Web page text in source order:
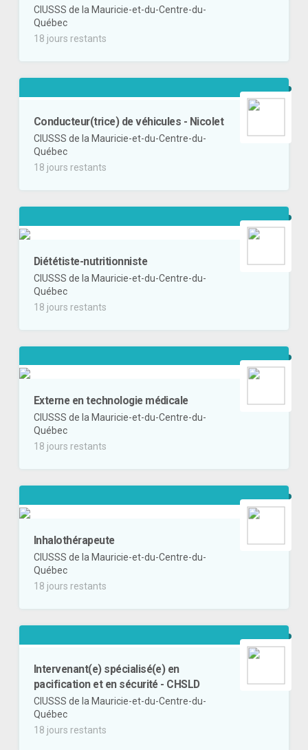
CIUSSS de la Mauricie-et-du-Centre-du-
Québec
18 jours restants
Conducteur(trice) de véhicules - Nicolet
CIUSSS de la Mauricie-et-du-Centre-du-
Québec
18 jours restants
Diététiste-nutritionniste
CIUSSS de la Mauricie-et-du-Centre-du-
Québec
18 jours restants
Externe en technologie médicale
CIUSSS de la Mauricie-et-du-Centre-du-
Québec
18 jours restants
Inhalothérapeute
CIUSSS de la Mauricie-et-du-Centre-du-
Québec
18 jours restants
Intervenant(e) spécialisé(e) en
pacification et en sécurité - CHSLD
CIUSSS de la Mauricie-et-du-Centre-du-
Québec
18 jours restants